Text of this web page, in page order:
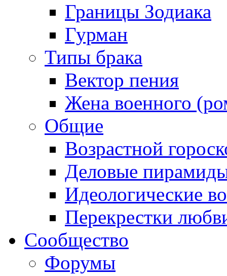
Границы Зодиака
Гурман
Типы брака
Вектор пения
Жена военного
Общие
Возрастной
Деловые
Идеологические
Перекрестки
Сообщество
Форумы